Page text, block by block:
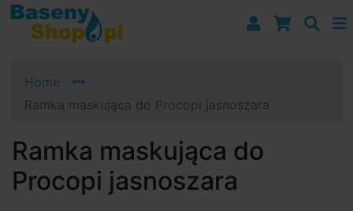
Przejdź do nawigacji
Przejdź do treści
Przejdź do paska bocznego
Home
Ramka maskująca do Procopi jasnoszara
Ramka maskująca do
Procopi jasnoszara